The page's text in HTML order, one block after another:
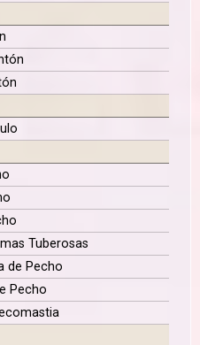
Tuberosas
de Pecho
Pecho